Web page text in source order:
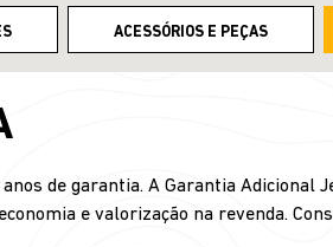
ACESSÓRIOS E PEÇAS
de garantia. A Garantia Adicional
e valorização na revenda.